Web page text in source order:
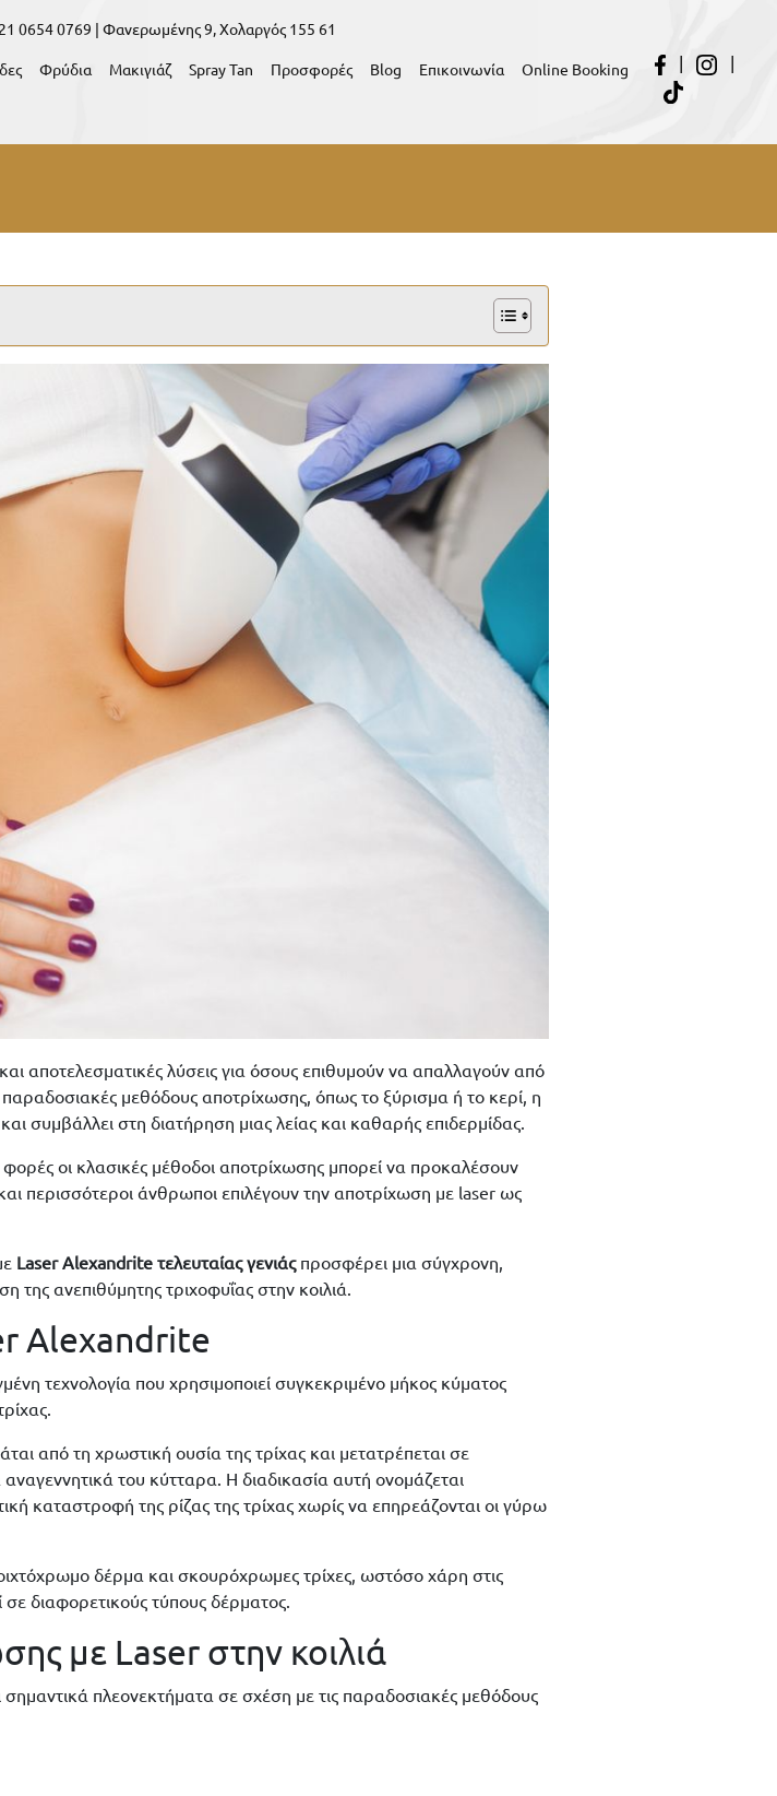
21 0654 0769 | Φανερωμένης 9, Χολαργός 155 61
Φρύδια Μακιγιάζ Spray Tan Προσφορές Blog Επικοινωνία Online Booking | |
αποτελεσματικές λύσεις για όσους επιθυμούν να απαλλαγούν από
παραδοσιακές μεθόδους αποτρίχωσης, όπως το ξύρισμα ή το κερί, η
συμβάλλει στη διατήρηση μιας λείας και καθαρής επιδερμίδας.
φορές οι κλασικές μέθοδοι αποτρίχωσης μπορεί να προκαλέσουν
περισσότεροι άνθρωποι επιλέγουν την αποτρίχωση με laser ως
Laser Alexandrite τελευταίας γενιάςπροσφέρει μια σύγχρονη,
ανεπιθύμητης τριχοφυΐας στην κοιλιά.
Alexandrite
τεχνολογία που χρησιμοποιεί συγκεκριμένο μήκος κύματος
από τη χρωστική ουσία της τρίχας και μετατρέπεται σε
του κύτταρα. Η διαδικασία αυτή ονομάζεται
καταστροφή της ρίζας της τρίχας χωρίς να επηρεάζονται οι γύρω
δέρμα και σκουρόχρωμες τρίχες, ωστόσο χάρη στις
διαφορετικούς τύπους δέρματος.
με Laser στην κοιλιά
πλεονεκτήματα σε σχέση με τις παραδοσιακές μεθόδους